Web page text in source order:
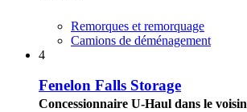
Remorques et remorquage
Camions de déménagement
4
Fenelon Falls Storage
Concessionnaire U-Haul dans le